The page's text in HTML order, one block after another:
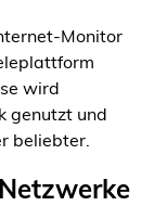
Monitor
wird
genutzt und
beliebter.